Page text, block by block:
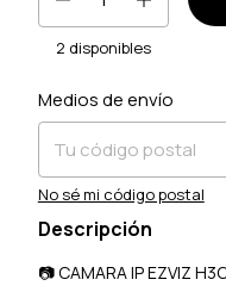
2 disponibles
Entregas para el CP:
Medios de envío
No sé mi código postal
Descripción
📷 CAMARA IP EZVIZ